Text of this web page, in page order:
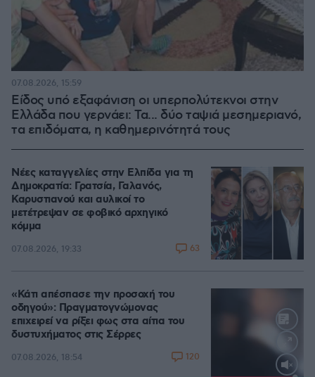
Είδος υπό εξαφάνιση οι υπερπολύτεκνοι στην
Ελλάδα που γερνάει: Τα... δύο ταψιά μεσημεριανό,
τα επιδόματα, η καθημερινότητά τους
07.08.2026, 15:59
Νέες καταγγελίες στην Ελπίδα για τη
Δημοκρατία: Γρατσία, Γαλανός,
Καρυστιανού και αυλικοί το
μετέτρεψαν σε φοβικό αρχηγικό
κόμμα
07.08.2026, 19:33 63
«Κάτι απέσπασε την προσοχή του
οδηγού»: Πραγματογνώμονας
επιχειρεί να ρίξει φως στα αίτια του
δυστυχήματος στις Σέρρες
07.08.2026, 18:54 120